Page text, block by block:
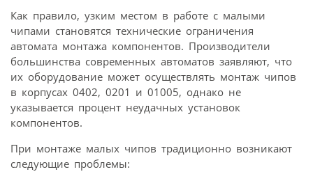
Как правило, узким местом в работе с малыми
чипами становятся технические ограничения
автомата монтажа компонентов. Производители
большинства современных автоматов заявляют, что
их оборудование может осуществлять монтаж чипов
в корпусах 0402, 0201 и 01005, однако не
указывается процент неудачных установок
компонентов.
При монтаже малых чипов традиционно возникают
следующие проблемы: